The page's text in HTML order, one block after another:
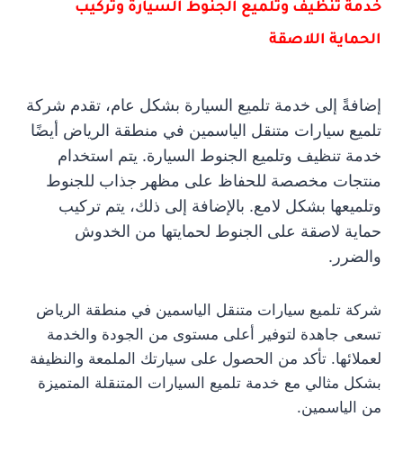
خدمة تنظيف وتلميع الجنوط السيارة وتركيب
الحماية اللاصقة
إضافةً إلى خدمة تلميع السيارة بشكل عام، تقدم شركة
تلميع سيارات متنقل الياسمين في منطقة الرياض أيضًا
خدمة تنظيف وتلميع الجنوط السيارة. يتم استخدام
منتجات مخصصة للحفاظ على مظهر جذاب للجنوط
وتلميعها بشكل لامع. بالإضافة إلى ذلك، يتم تركيب
حماية لاصقة على الجنوط لحمايتها من الخدوش
والضرر.
شركة تلميع سيارات متنقل الياسمين في منطقة الرياض
تسعى جاهدة لتوفير أعلى مستوى من الجودة والخدمة
لعملائها. تأكد من الحصول على سيارتك الملمعة والنظيفة
بشكل مثالي مع خدمة تلميع السيارات المتنقلة المتميزة
من الياسمين.